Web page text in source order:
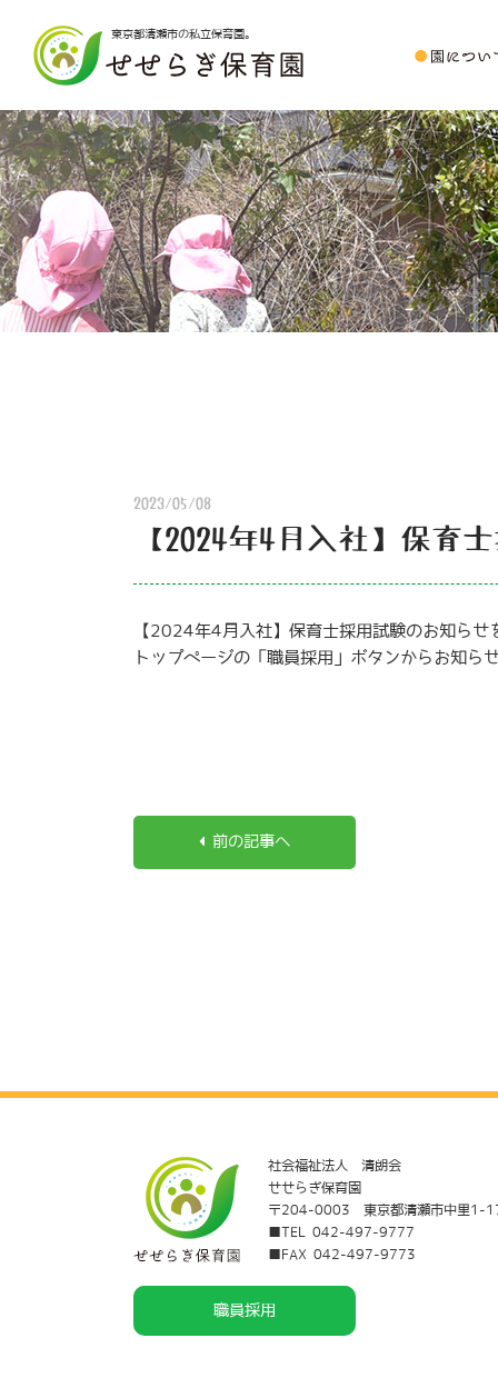
東京都清瀬市の私立保育園。
2023/05/08
【2024年4月入社】保育
【2024年4月入社】保育士採用試験のお知らせ
トップページの「職員採用」ボタンからお知ら
前の記事へ
社会福祉法人 清朗会
せせらぎ保育園
〒204-0003 東京都清瀬市中里1-
■TEL 042-497-9777
■FAX 042-497-9773
職員採用